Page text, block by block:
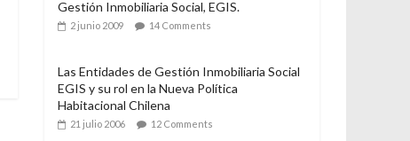
Popular Recent Comment
Rol y funcionamiento de las Entidades de
Gestión Inmobiliaria Social, EGIS.